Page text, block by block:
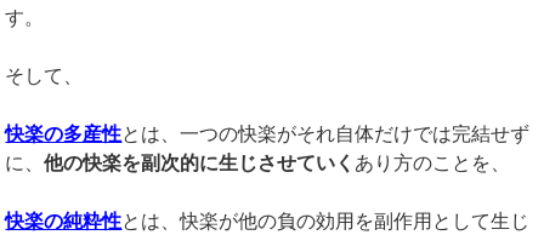
す。
そして、
快楽の多産性とは、一つの快楽がそれ自体だけでは完結せず
に、他の快楽を副次的に生じさせていく あり方のことを、
快楽の純粋性とは、快楽が他の負の効用を副作用として生じ